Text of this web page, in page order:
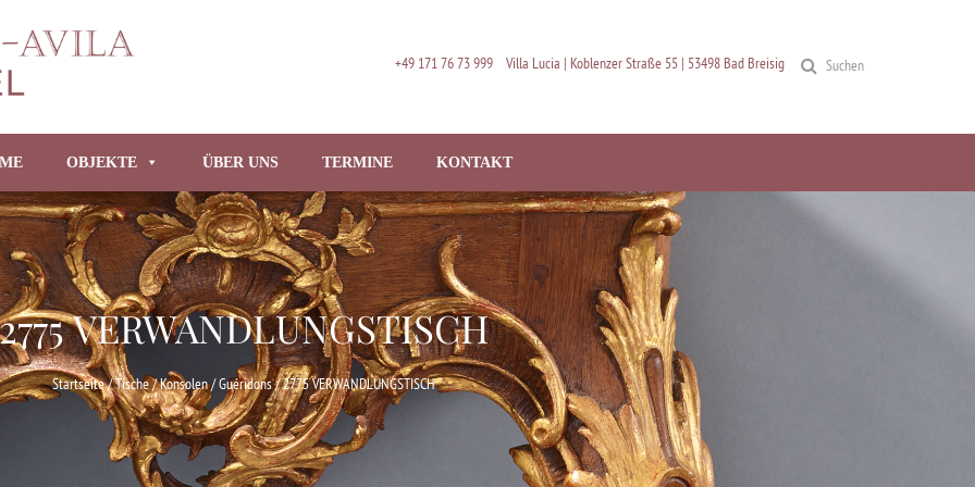
+49 171 76 73 999 Villa Lucia | Koblenzer Straße 55 | 53498 Bad Breisig Suchen
OBJEKTE ÜBER UNS TERMINE KONTAKT
VERWANDLUNGSTISCH
Startseite/Tische / Konsolen / Guéridons/ 2775 VERWANDLUNGSTISCH